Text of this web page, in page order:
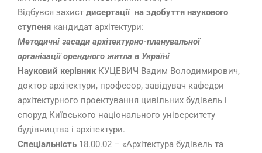
Відбувся захист дисертації на здобуття наукового
ступеня кандидат архітектури:
Методичні засади архітектурно-планувальної
організації орендного житла в Україні
Науковий керівник КУЦЕВИЧ Вадим Володимирович,
доктор архітектури, професор, завідувач кафедри
архітектурного проектування цивільних будівель і
споруд Київського національного університету
будівництва і архітектури.
Спеціальність 18.00.02 – «Архітектура будівель та